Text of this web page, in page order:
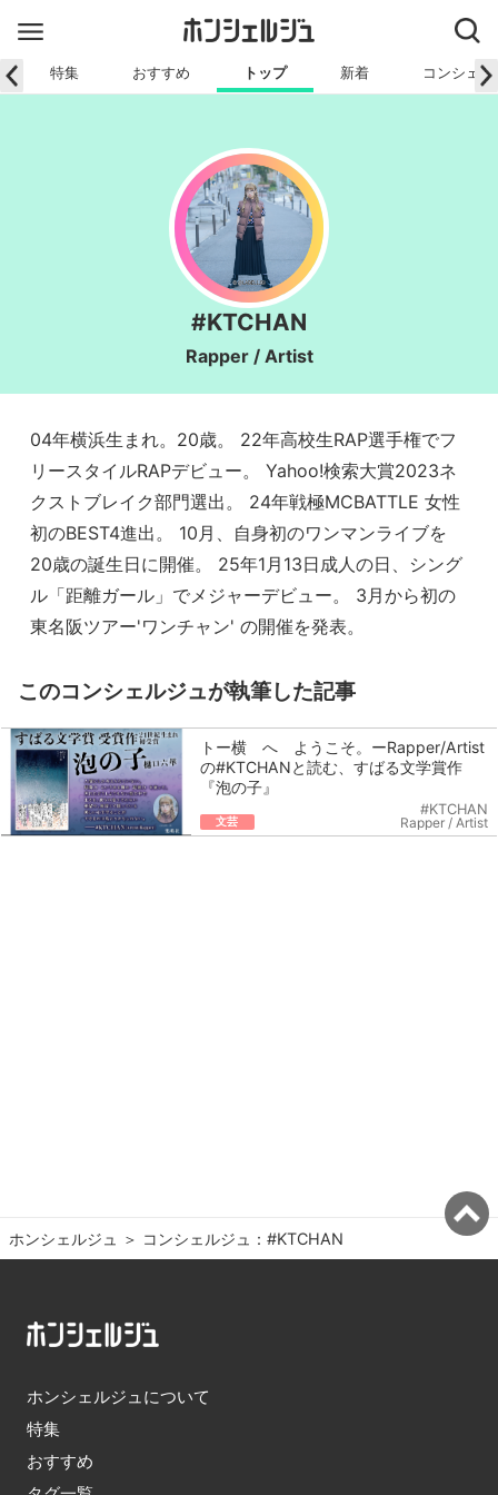
特集 おすすめ トップ 新着 コンシェ
#KTCHAN
Rapper / Artist
04年横浜生まれ。20歳。 22年高校生RAP選手権でフ
リースタイルRAPデビュー。 Yahoo!検索大賞2023ネ
クストブレイク部門選出。 24年戦極MCBATTLE 女性
初のBEST4進出。 10月、自身初のワンマンライブを
20歳の誕生日に開催。 25年1月13日成人の日、シング
ル「距離ガール」でメジャーデビュー。 3月から初の
東名阪ツアー'ワンチャン' の開催を発表。
このコンシェルジュが執筆した記事
トー横 へ ようこそ。ーRapper/Artist
の#KTCHANと読む、すばる文学賞作
『泡の子』
文芸
#KTCHAN
Rapper / Artist
ホンシェルジュ ＞ コンシェルジュ：#KTCHAN
ホンシェルジュについて
特集
おすすめ